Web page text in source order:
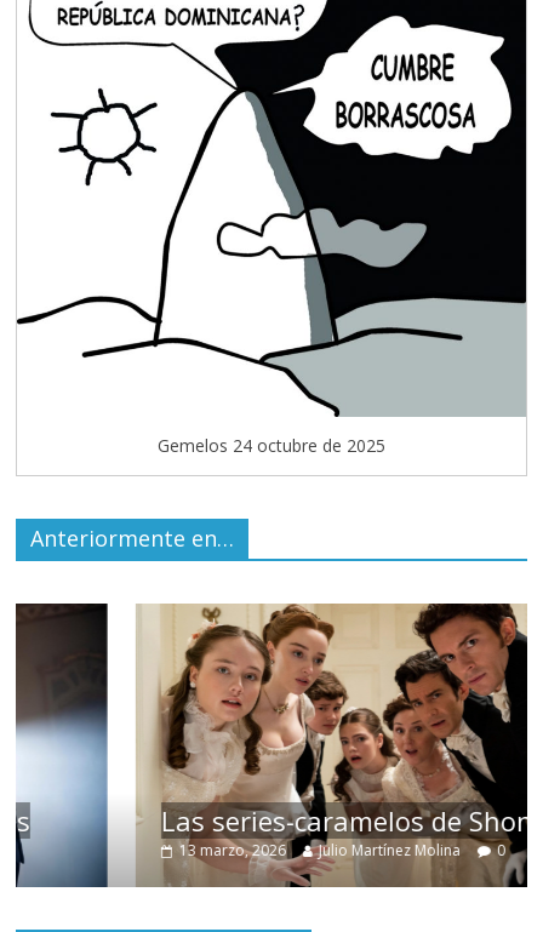
Gemelos 24 octubre de 2025
Anteriormente en…
Las series-caramelos de Shondaland
13 marzo, 2026 Julio Martínez Molina 0